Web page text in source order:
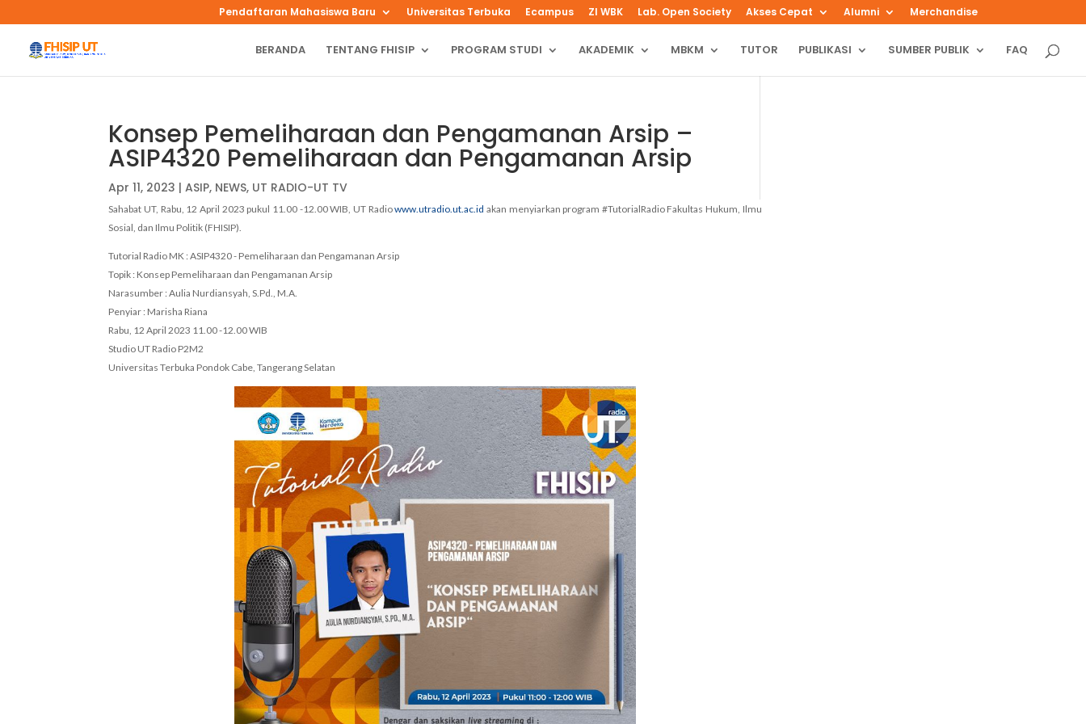
Pendaftaran Mahasiswa Baru Universitas Terbuka Ecampus ZI WBK Lab. Open Society Akses Cepat Alumni Merchandise
BERANDA TENTANG FHISIP PROGRAM STUDI AKADEMIK MBKM TUTOR PUBLIKASI SUMBER PUBLIK FAQ
Konsep Pemeliharaan dan Pengamanan Arsip –
ASIP4320 Pemeliharaan dan Pengamanan Arsip
Apr 11, 2023 |ASIP, NEWS, UT RADIO-UT TV
Sahabat UT, Rabu, 12 April 2023 pukul 11.00 -12.00 WIB, UT Radiowww.utradio.ut.ac.id akan menyiarkan program #TutorialRadio Fakultas Hukum, Ilmu
Sosial, dan Ilmu Politik (FHISIP).
Tutorial Radio MK : ASIP4320 - Pemeliharaan dan Pengamanan Arsip
Topik : Konsep Pemeliharaan dan Pengamanan Arsip
Narasumber : Aulia Nurdiansyah, S.Pd., M.A.
Penyiar : Marisha Riana
Rabu, 12 April 2023 11.00 -12.00 WIB
Studio UT Radio P2M2
Universitas Terbuka Pondok Cabe, Tangerang Selatan